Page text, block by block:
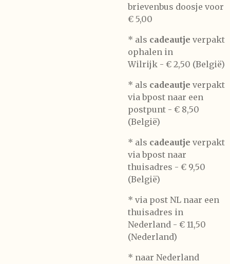
brievenbus doosje voor
€ 5,00
* als cadeautje verpakt
ophalen in
Wilrijk - € 2,50 (België)
* als cadeautje verpakt
via bpost naar een
postpunt - € 8,50
(België)
* als cadeautje verpakt
via bpost naar
thuisadres - € 9,50
(België)
* via post NL naar een
thuisadres in
Nederland - € 11,50
(Nederland)
* naar Nederland